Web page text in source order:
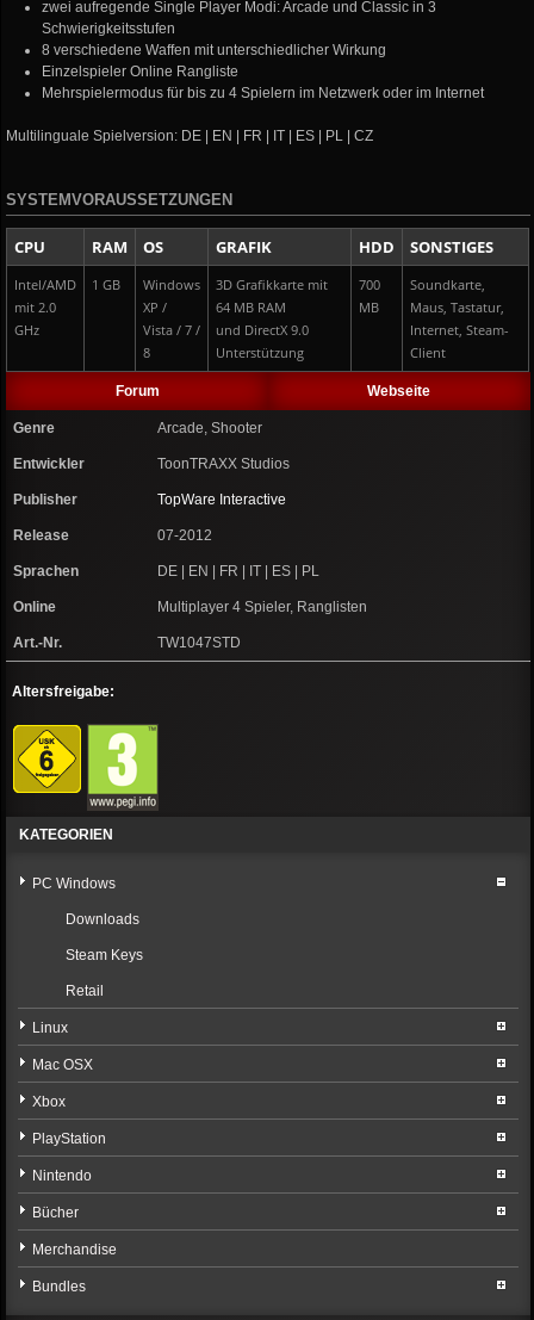
zwei aufregende Single Player Modi: Arcade und Classic in 3
Schwierigkeitsstufen
8 verschiedene Waffen mit unterschiedlicher Wirkung
Einzelspieler Online Rangliste
Mehrspielermodus für bis zu 4 Spielern im Netzwerk oder im Internet
Multilinguale Spielversion: DE | EN | FR | IT | ES | PL | CZ
SYSTEMVORAUSSETZUNGEN
CPU RAM OS GRAFIK HDD SONSTIGES
Intel/AMD
mit 2.0
GHz
1 GB
Windows
XP /
Vista / 7 /
8
3D Grafikkarte mit
64 MB RAM
und DirectX 9.0
Unterstützung
700
MB
Soundkarte,
Maus, Tastatur,
Internet, Steam-
Client
Forum Webseite
Genre Arcade, Shooter
Entwickler ToonTRAXX Studios
Publisher TopWare Interactive
Release 07-2012
Sprachen DE | EN | FR | IT | ES | PL
Online Multiplayer 4 Spieler, Ranglisten
Art.-Nr. TW1047STD
Altersfreigabe:
KATEGORIEN
PC Windows
Downloads
Steam Keys
Retail
Linux
Mac OSX
Xbox
PlayStation
Nintendo
Bücher
Merchandise
Bundles